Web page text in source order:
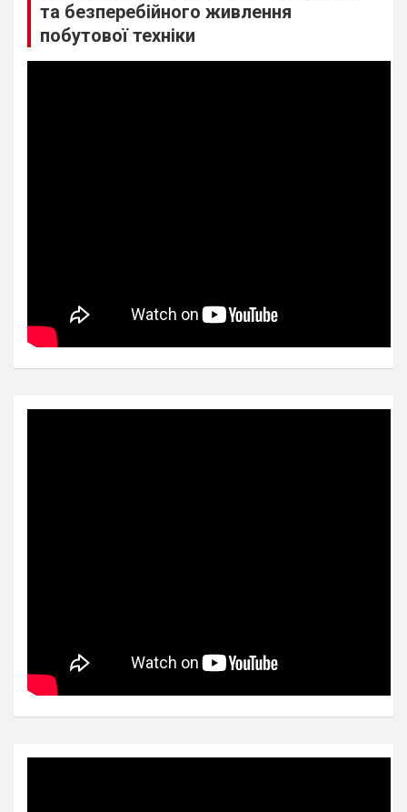
та безперебійного живлення
побутової техніки